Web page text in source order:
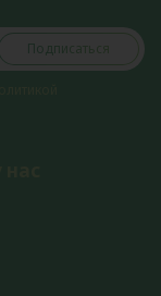
Подписаться